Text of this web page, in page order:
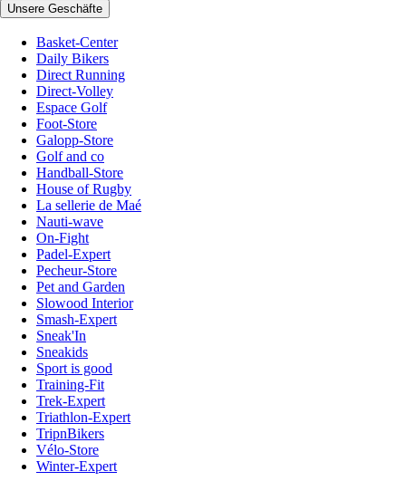
Unsere Geschäfte
Basket-Center
Daily Bikers
Direct Running
Direct-Volley
Espace Golf
Foot-Store
Galopp-Store
Golf and co
Handball-Store
House of Rugby
La sellerie de Maé
Nauti-wave
On-Fight
Padel-Expert
Pecheur-Store
Pet and Garden
Slowood Interior
Smash-Expert
Sneak'In
Sneakids
Sport is good
Training-Fit
Trek-Expert
Triathlon-Expert
TripnBikers
Vélo-Store
Winter-Expert